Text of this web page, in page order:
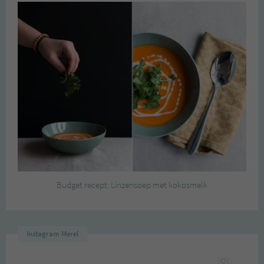
Budget recept: Linzensoep met kokosmelk
Instagram Merel